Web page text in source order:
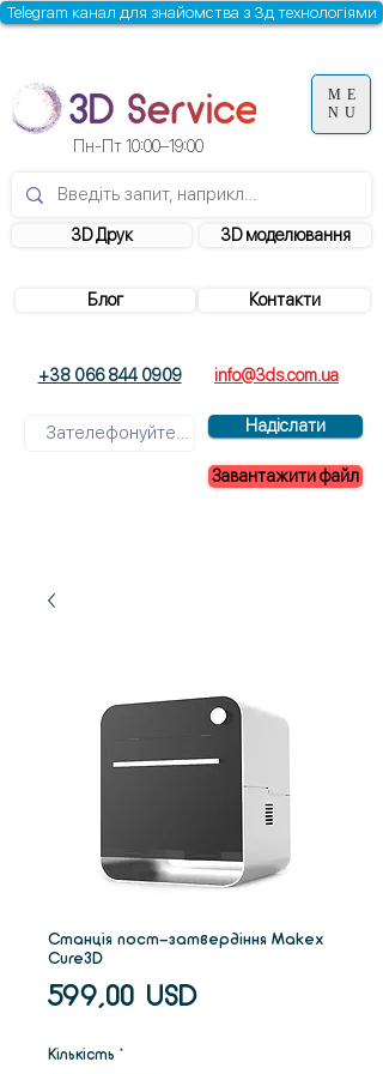
3D моделювання
Контакти
3D Друк
+38 066 844 0909 info@3ds.com.ua
Надіслати
Завантажити файл
Блог
Пн-Пт 10:00–19:00
Telegram канал для знайомства з 3д технологіями
ME
NU
Станція пост-затвердіння Makex
Cure3D
599,00 USDЦіна
Кількість *